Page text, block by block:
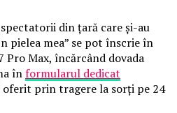
din țară care și-au
pielea mea” se pot înscrie în
Pro Max, încărcând dovada
înformularul dedicat
prin tragere la sorți pe 24